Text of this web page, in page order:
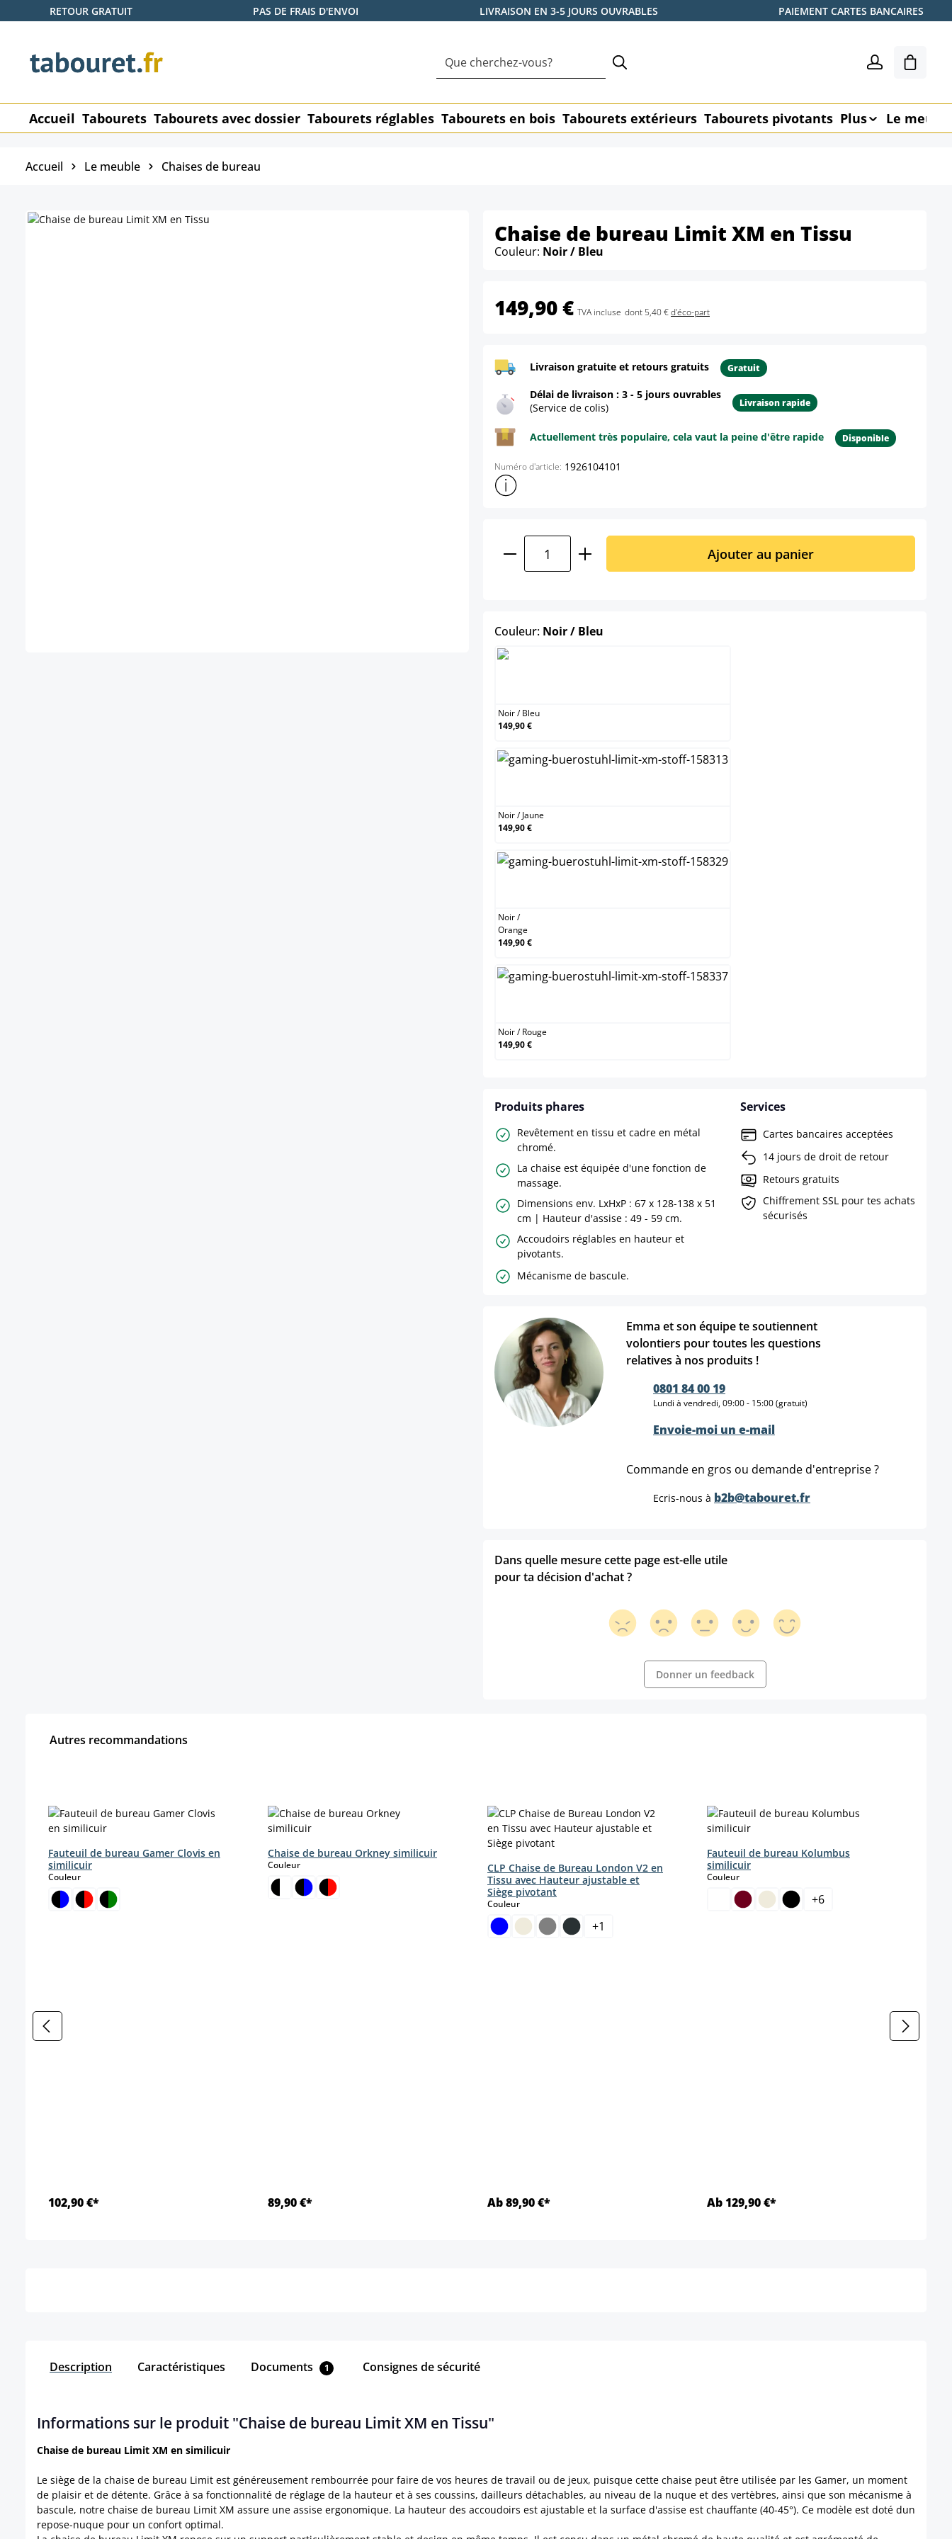
au contenu principal
Passer à la recherche
Passer à la navigation principale
RETOUR GRATUIT PAS DE FRAIS D'ENVOI LIVRAISON EN 3-5 JOURS OUVRABLES PAIEMENT CARTES BANCAIRES
Le
Accueil Tabourets Tabourets avec dossier Tabourets réglables Tabourets en bois Tabourets extérieurs Tabourets pivotants Plus Le
Accueil Le meuble Chaises de bureau
Chaise de bureau Limit XM en Tissu
Couleur: Noir / Bleu
149,90 € TVA incluse dont 5,40 €d'éco-part
Livraison gratuite et retours gratuits Gratuit
Délai de livraison : 3 - 5 jours ouvrables
(Service de colis)
Livraison rapide
Actuellement très populaire, cela vaut la peine d'être rapide Disponible
Numéro d'article: 1926104101
Afficher plus d'informations sur le produit
Quantité de produit : Entrez la quantité souhaitée ou
Ajouter au panier
Couleur: Noir / Bleu
Noir/Bleu
149,90 €
Noir/Jaune
149,90 €
Noir/
Orange
149,90 €
Noir/Rouge
149,90 €
Produits phares
Revêtement en tissu et cadre en métal
chromé.
La chaise est équipée d'une fonction de
massage.
Dimensions env. LxHxP : 67 x 128-138 x 51
cm | Hauteur d'assise : 49 - 59 cm.
Accoudoirs réglables en hauteur et
pivotants.
Mécanisme de bascule.
Services
Cartes bancaires acceptées
14 jours de droit de retour
Retours gratuits
Chiffrement SSL pour tes achats
sécurisés
Emma et son équipe te soutiennent
volontiers pour toutes les questions
relatives à nos produits !
0801 84 00 19
Lundi à vendredi, 09:00 - 15:00 (gratuit)
Envoie-moi un e-mail
Commande en gros ou demande d'entreprise ?
Ecris-nous à b2b@tabouret.fr
Dans quelle mesure cette page est-elle utile
pour ta décision d'achat ?
Donner un feedback
Autres recommandations
Fauteuil de bureau Gamer Clovis en
similicuir
Couleurselect
102,90 €*
Chaise de bureau Orkney similicuir
Couleurselect
89,90 €*
CLP Chaise de Bureau London V2 en
Tissu avec Hauteur ajustable et
Siège pivotant
Couleurselect
+1
Ab 89,90 €*
Fauteuil de bureau Kolumbus
similicuir
Couleurselect
+6
Ab 129,90 €*
Description Caractéristiques Documents 1 Consignes de sécurité
Informations sur le produit "Chaise de bureau Limit XM en Tissu"
Chaise de bureau Limit XM en similicuir
Le siège de la chaise de bureau Limit est généreusement rembourrée pour faire de vos heures de travail ou de jeux, puisque cette chaise peut être utilisée par les Gamer, un moment
de plaisir et de détente. Grâce à sa fonctionnalité de réglage de la hauteur et à ses coussins, dailleurs détachables, au niveau de la nuque et des vertèbres, ainsi que son mécanisme à
bascule, notre chaise de bureau Limit XM assure une assise ergonomique. La hauteur des accoudoirs est ajustable et la surface d'assise est chauffante (40-45°). Ce modèle est doté dun
repose-nuque pour un confort optimal.